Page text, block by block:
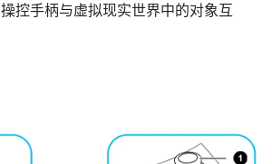
操控手柄与虚拟现实世界中的对象互